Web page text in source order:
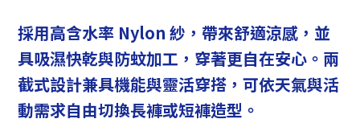
採用高含水率 Nylon 紗，帶來舒適涼感，並
具吸濕快乾與防蚊加工，穿著更自在安心。兩
截式設計兼具機能與靈活穿搭，可依天氣與活
動需求自由切換長褲或短褲造型。